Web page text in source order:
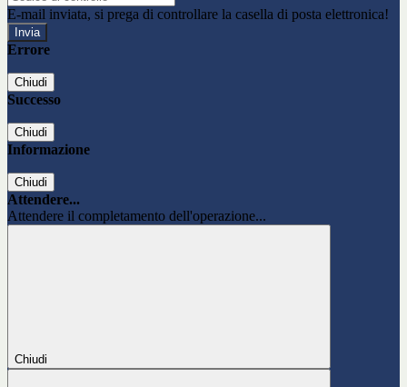
E-mail inviata, si prega di controllare la casella di posta elettronica!
Errore
Chiudi
Successo
Chiudi
Informazione
Chiudi
Attendere...
Attendere il completamento dell'operazione...
Chiudi